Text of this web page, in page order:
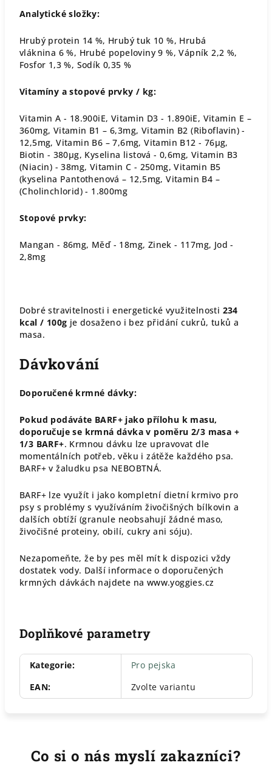
Analytické složky:
Hrubý protein 14 %, Hrubý tuk 10 %, Hrubá
vláknina 6 %, Hrubé popeloviny 9 %, Vápník 2,2 %,
Fosfor 1,3 %, Sodík 0,35 %
Vitamíny a stopové prvky / kg:
Vitamin A - 18.900iE, Vitamin D3 - 1.890iE, Vitamin E –
360mg, Vitamin B1 – 6,3mg, Vitamin B2 (Riboflavin) -
12,5mg, Vitamin B6 – 7,6mg, Vitamin B12 - 76μg,
Biotin - 380μg, Kyselina listová - 0,6mg, Vitamin B3
(Niacin) - 38mg, Vitamin C - 250mg, Vitamin B5
(kyselina Pantothenová – 12,5mg, Vitamin B4 –
(Cholinchlorid) - 1.800mg
Stopové prvky:
Mangan - 86mg, Měď - 18mg, Zinek - 117mg, Jod -
2,8mg
Dobré stravitelnosti i energetické využitelnosti 234
kcal / 100g je dosaženo i bez přidání cukrů, tuků a
masa.
Dávkování
Doporučené krmné dávky:
Pokud podáváte BARF+ jako přílohu k masu,
doporučuje se krmná dávka v poměru 2/3 masa +
1/3 BARF+. Krmnou dávku lze upravovat dle
momentálních potřeb, věku i zátěže každého psa.
BARF+ v žaludku psa NEBOBTNÁ.
BARF+ lze využít i jako kompletní dietní krmivo pro
psy s problémy s využíváním živočišných bílkovin a
dalších obtíží (granule neobsahují žádné maso,
živočišné proteiny, obilí, cukry ani sóju).
Nezapomeňte, že by pes měl mít k dispozici vždy
dostatek vody. Další informace o doporučených
krmných dávkách najdete na www.yoggies.cz
Doplňkové parametry
Kategorie:
Pro pejska
EAN: Zvolte variantu
Co si o nás myslí zakazníci?